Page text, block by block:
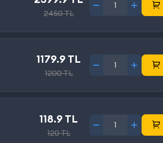
2450 TL
1179.9 TL
1200 TL
118.9 TL
120 TL